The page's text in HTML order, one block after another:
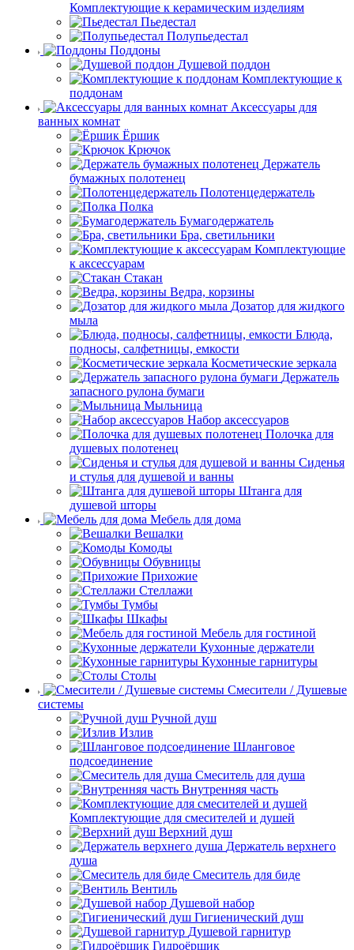
Комплектующие к керамическим изделиям
Пьедестал
Полупьедестал
Поддоны
Душевой поддон
Комплектующие к
поддонам
Аксессуары для
ванных комнат
Ёршик
Крючок
Держатель
бумажных полотенец
Полотенцедержатель
Полка
Бумагодержатель
Бра, светильники
Комплектующие
к аксессуарам
Стакан
Ведра, корзины
Дозатор для жидкого
мыла
Блюда,
подносы, салфетницы, емкости
Косметические зеркала
Держатель
запасного рулона бумаги
Мыльница
Набор аксессуаров
Полочка для
душевых полотенец
Сиденья
и стулья для душевой и ванны
Штанга для
душевой шторы
Мебель для дома
Вешалки
Комоды
Обувницы
Прихожие
Стеллажи
Тумбы
Шкафы
Мебель для гостиной
Кухонные держатели
Кухонные гарнитуры
Столы
Смесители / Душевые
системы
Ручной душ
Излив
Шланговое
подсоединение
Смеситель для душа
Внутренняя часть
Комплектующие для смесителей и душей
Верхний душ
Держатель верхнего
душа
Смеситель для биде
Вентиль
Душевой набор
Гигиенический душ
Душевой гарнитур
Гидроёршик